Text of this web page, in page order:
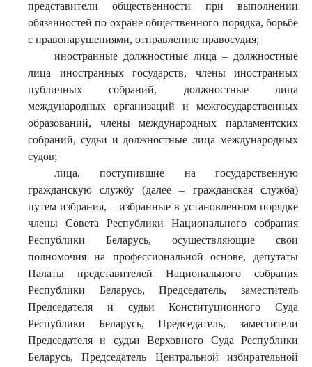
представители общественности при выполнении
обязанностей по охране общественного порядка, борьбе
с правонарушениями, отправлению правосудия;
иностранные должностные лица – должностные
лица иностранных государств, члены иностранных
публичных собраний, должностные лица
международных организаций и межгосударственных
образований, члены международных парламентских
собраний, судьи и должностные лица международных
судов;
лица, поступившие на государственную
гражданскую службу (далее – гражданская служба)
путем избрания, – избранные в установленном порядке
члены Совета Республики Национального собрания
Республики Беларусь, осуществляющие свои
полномочия на профессиональной основе, депутаты
Палаты представителей Национального собрания
Республики Беларусь, Председатель, заместитель
Председателя и судьи Конституционного Суда
Республики Беларусь, Председатель, заместители
Председателя и судьи Верховного Суда Республики
Беларусь, Председатель Центральной избирательной